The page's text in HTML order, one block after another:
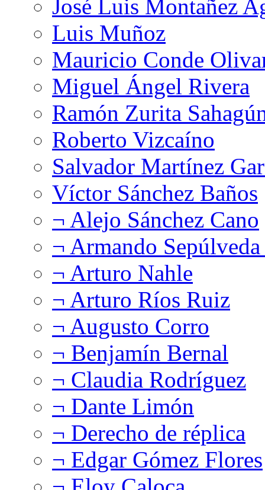
José Luis Montañez
Luis Muñoz
Mauricio Conde
Miguel Ángel Rivera
Ramón Zurita
Roberto Vizcaíno
Salvador Martínez
Víctor Sánchez Baños
¬ Alejo Sánchez Cano
¬ Armando
¬ Arturo Nahle
¬ Arturo Ríos Ruiz
¬ Augusto Corro
¬ Benjamín Bernal
¬ Claudia Rodríguez
¬ Dante Limón
¬ Derecho de réplica
¬ Edgar Gómez Flores